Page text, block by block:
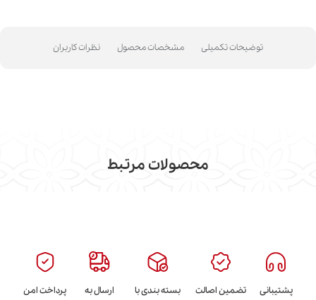
توضیحات تکمیلی مشخصات محصول نظرات کاربران
محصولات مرتبط
پشتیبانی
تضمین اصالت
بسته بندی با
ارسال به
پرداخت امن